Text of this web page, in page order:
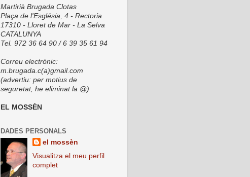
Martirià Brugada Clotas
Plaça de l'Església, 4 - Rectoria
17310 - Lloret de Mar - La Selva
CATALUNYA
Tel. 972 36 64 90 / 6 39 35 61 94
Correu electrònic:
m.brugada.c(a)gmail.com
(advertiu: per motius de
seguretat, he eliminat la @)
EL MOSSÈN
DADES PERSONALS
el mossèn
Visualitza el meu perfil
complet